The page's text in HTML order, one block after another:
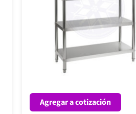
Agregar a cotización